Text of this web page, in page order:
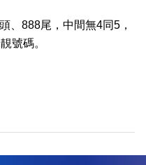
、888尾，中間無4同5，
號碼。